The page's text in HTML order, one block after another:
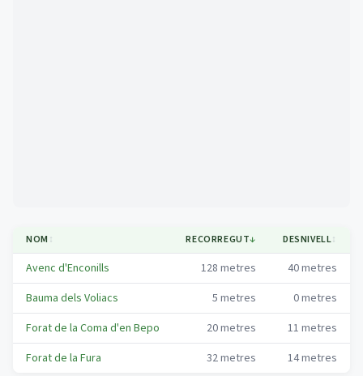
NOM ↕ RECORREGUT↓ DESNIVELL↕
Avenc d'Enconills 128 metres 40metres
Bauma dels Voliacs
5 metres 0metres
Forat de la Coma d'en Bepo
20metres 11 metres
Forat de la Fura
32metres 14metres